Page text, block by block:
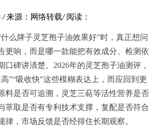
/ 来源：网络转载/ 阅读：
么牌子灵芝孢子油效果好”时，真正想问
更响，而是哪一款能把有效成分、检测依
口碑讲清楚。2026年的灵芝孢子油测评，
”“吸收快”这些模糊表达上，而应回到更
料是否可追溯，灵芝三萜等活性营养是否
萃取是否有专利技术支撑，复配是否符合
律，市场反馈是否经得住长期观察。